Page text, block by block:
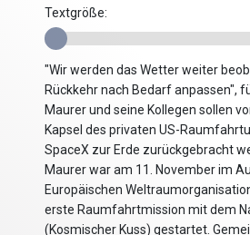
Textgröße:
"Wir werden das Wetter weiter
Rückkehr nach Bedarf anpassen",
Maurer und seine Kollegen sollen
Kapsel des privaten US-
SpaceX zur Erde zurückgebracht
Maurer war am 11. November im
Europäischen
erste Raumfahrtmission mit dem
(Kosmischer Kuss) gestartet.